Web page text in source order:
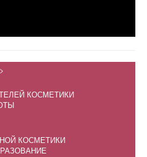
КОСМЕТИКИ
КОСМЕТИКИ